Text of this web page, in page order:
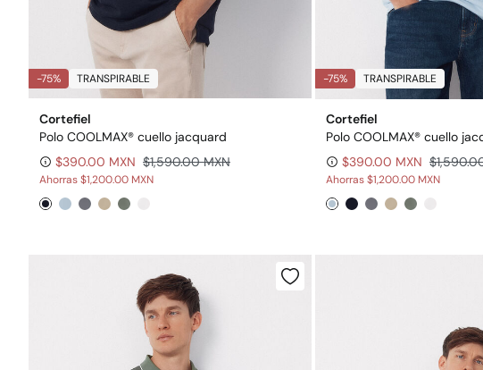
-75% TRANSPIRABLE
Cortefiel
Polo COOLMAX® cuello jacquard
$390.00 MXN $1,590.00 MXN
Ahorras$1,200.00 MXN
-75% TRANSPIRABLE
Cortefiel
Polo COOLMAX® cuello
$390.00 MXN
Ahorras$1,200.00 MXN